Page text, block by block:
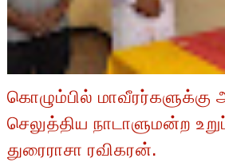
கொழும்பில் மாவீரர்களுக்கு
செலுத்திய நாடாளுமன்ற
துரைராசா ரவிகரன்.